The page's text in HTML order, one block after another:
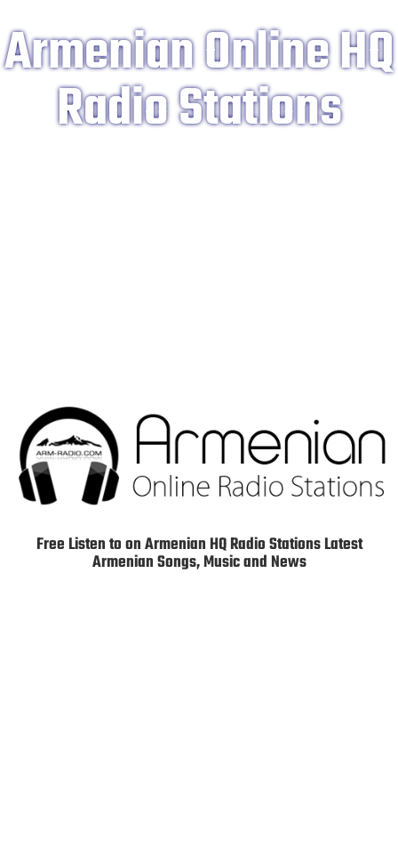
Armenian Online HQ
Radio Stations
Free Listen to on Armenian HQ Radio Stations Latest
Armenian Songs, Music and News